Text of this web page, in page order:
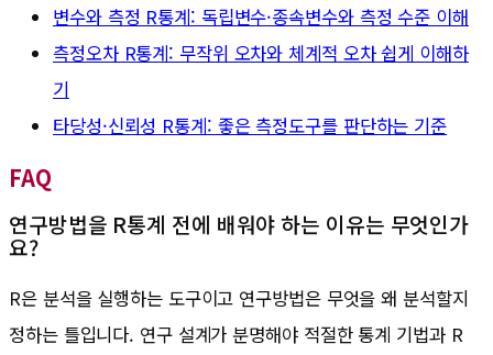
변수와 측정 R통계: 독립변수·종속변수와 측정 수준 이해
측정오차 R통계: 무작위 오차와 체계적 오차 쉽게 이해하
기
타당성·신뢰성 R통계: 좋은 측정도구를 판단하는 기준
FAQ
연구방법을 R통계 전에 배워야 하는 이유는 무엇인가
요?
R은 분석을 실행하는 도구이고 연구방법은 무엇을 왜 분석할지
정하는 틀입니다. 연구 설계가 분명해야 적절한 통계 기법과 R